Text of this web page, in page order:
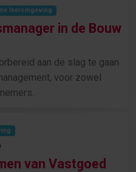
leeromgeving
in de Bouw
aan de slag te gaan
voor zowel
van Vastgoed